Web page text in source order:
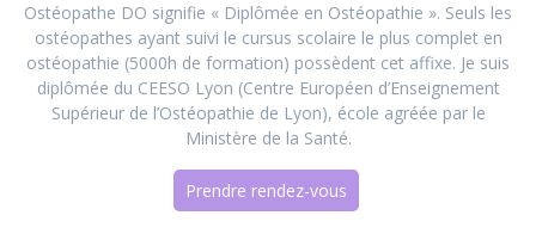
Ostéopathe DO signifie « Diplômée en Ostéopathie ». Seuls les
ostéopathes ayant suivi le cursus scolaire le plus complet en
ostéopathie (5000h de formation) possèdent cet affixe. Je suis
diplômée du CEESO Lyon (Centre Européen d’Enseignement
Supérieur de l’Ostéopathie de Lyon), école agréée par le
Ministère de la Santé.
Prendre rendez-vous